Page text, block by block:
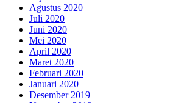
Agustus 2020
Juli 2020
Juni 2020
Mei 2020
April 2020
Maret 2020
Februari 2020
Januari 2020
Desember 2019